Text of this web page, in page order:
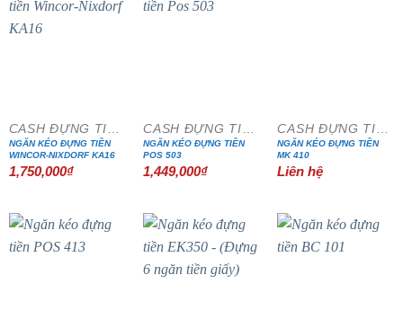
NGĂN KÉO ĐỰNG TIỀN
WINCOR-NIXDORF KA16
1,750,000₫
NGĂN KÉO ĐỰNG TIỀN
POS 503
1,449,000₫
NGĂN KÉO ĐỰNG TIỀN
MK 410
Liên hệ